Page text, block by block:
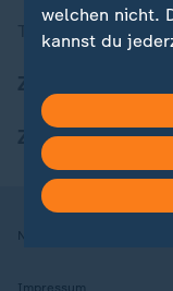
Themen im
ZDFheute Apps
Nutzungsbedingungen
Impressum
welchen nicht.
kannst du
Hier findest du
Weitere